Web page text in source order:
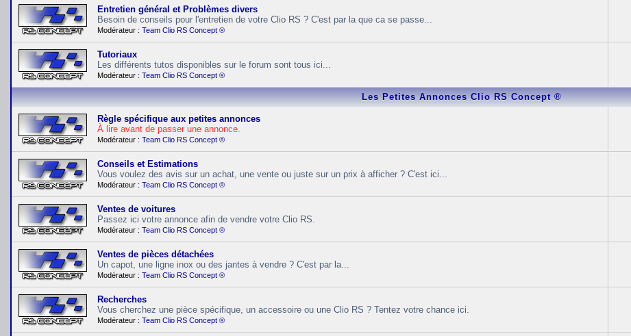
Entretien général et Problèmes divers
Besoin de conseils pour l'entretien de votre Clio RS ? C'est par la que ca se passe...
Modérateur : Team Clio RS Concept ®
Tutoriaux
Les différents tutos disponibles sur le forum sont tous ici...
Modérateur : Team Clio RS Concept ®
Les Petites Annonces Clio RS Concept ®
Règle spécifique aux petites annonces
À lire avant de passer une annonce.
Modérateur : Team Clio RS Concept ®
Conseils et Estimations
Vous voulez des avis sur un achat, une vente ou juste sur un prix à afficher ? C'est ici...
Modérateur : Team Clio RS Concept ®
Ventes de voitures
Passez ici votre annonce afin de vendre votre Clio RS.
Modérateur : Team Clio RS Concept ®
Ventes de pièces détachées
Un capot, une ligne inox ou des jantes à vendre ? C'est par la...
Modérateur : Team Clio RS Concept ®
Recherches
Vous cherchez une pièce spécifique, un accessoire ou une Clio RS ? Tentez votre chance ici.
Modérateur : Team Clio RS Concept ®